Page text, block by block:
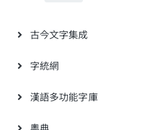
古今文字集成
字統網
漢語多功能字庫